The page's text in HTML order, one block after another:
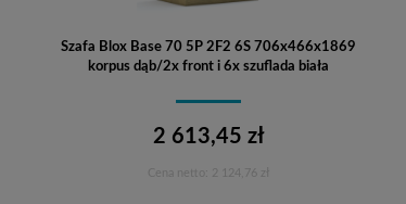
Szafa Blox Base 70 5P 2F2 6S 706x466x1869
korpus dąb/2x front i 6x szuflada biała
2 613,45 zł
2 124,76 zł